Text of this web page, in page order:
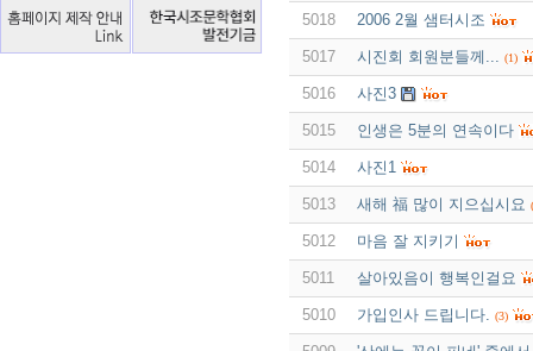
5018 2006 2월 샘터시조
5017 시진회 회원분들께... (1)
5016 사진3
5015 인생은 5분의 연속이다
5014 사진1
5013 새해 福 많이 지으십시요
5012 마음 잘 지키기
5011 살아있음이 행복인걸요
5010 가입인사 드립니다. (3)